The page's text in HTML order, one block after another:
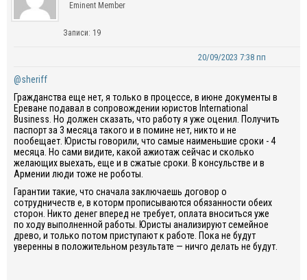
Eminent Member
Записи: 19
20/09/2023 7:38 пп
@sheriff
Гражданства еще нет, я только в процессе, в июне документы в
Ереване подавал в сопровождении юристов International
Business. Но должен сказать, что работу я уже оценил. Получить
паспорт за 3 месяца такого и в помине нет, никто и не
пообещает. Юристы говорили, что самые наименьшие сроки - 4
месяца. Но сами видите, какой ажиотаж сейчас и сколько
желающих выехать, еще и в сжатые сроки. В консульстве и в
Армении люди тоже не роботы.
Гарантии такие, что сначала заключаешь договор о
сотрудничеств е, в которм прописываются обязанности обеих
сторон. Никто денег вперед не требует, оплата вноситься уже
по ходу выполненной работы. Юристы анализируют семейное
древо, и только потом приступают к работе. Пока не будут
уверенны в положительном результате — ничго делать не будут.